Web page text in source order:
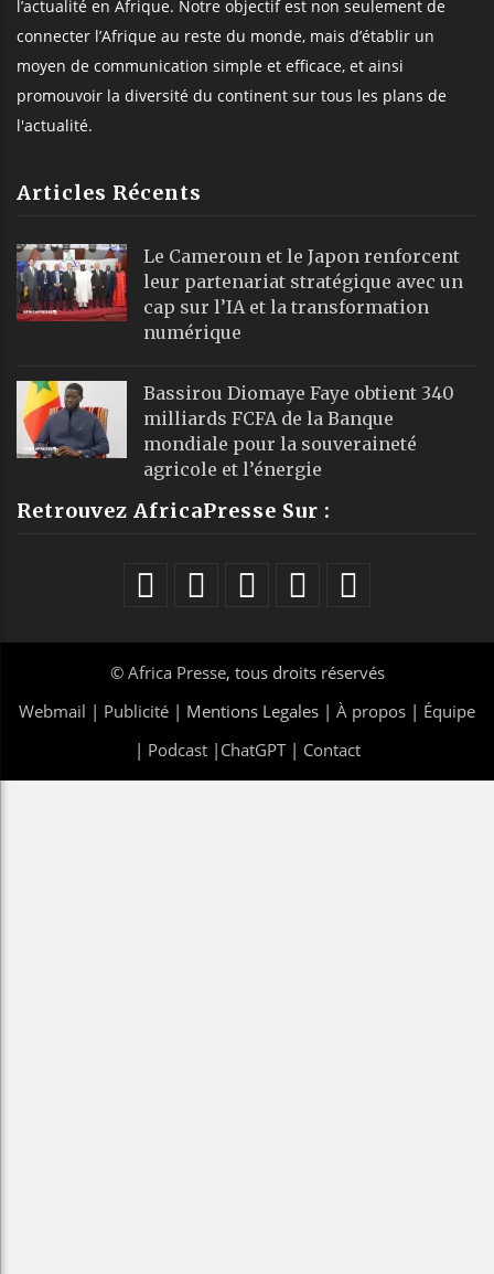
l’actualité en Afrique. Notre objectif est non seulement de
connecter l’Afrique au reste du monde, mais d’établir un
moyen de communication simple et efficace, et ainsi
promouvoir la diversité du continent sur tous les plans de
l'actualité.
Articles Récents
Le Cameroun et le Japon renforcent
leur partenariat stratégique avec un
cap sur l’IA et la transformation
numérique
Bassirou Diomaye Faye obtient 340
milliards FCFA de la Banque
mondiale pour la souveraineté
agricole et l’énergie
Retrouvez AfricaPresse Sur :
© Africa Presse, tous droits réservés
Webmail | Publicité | Mentions Legales | À propos | Équipe
| Podcast| ChatGPT| Contact